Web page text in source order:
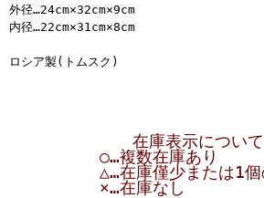
外径…24cm×32cm×9cm
内径…22cm×31cm×8cm
ロシア製(トムスク)
在庫表示について
○…複数在庫あり
△…在庫僅少または1個
×…在庫なし